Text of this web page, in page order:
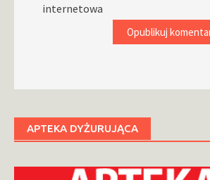
internetowa
APTEKA DYŻURUJĄCA